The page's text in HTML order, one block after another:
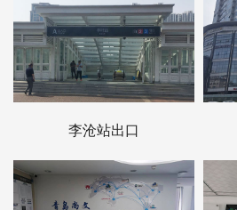
李沧站出口